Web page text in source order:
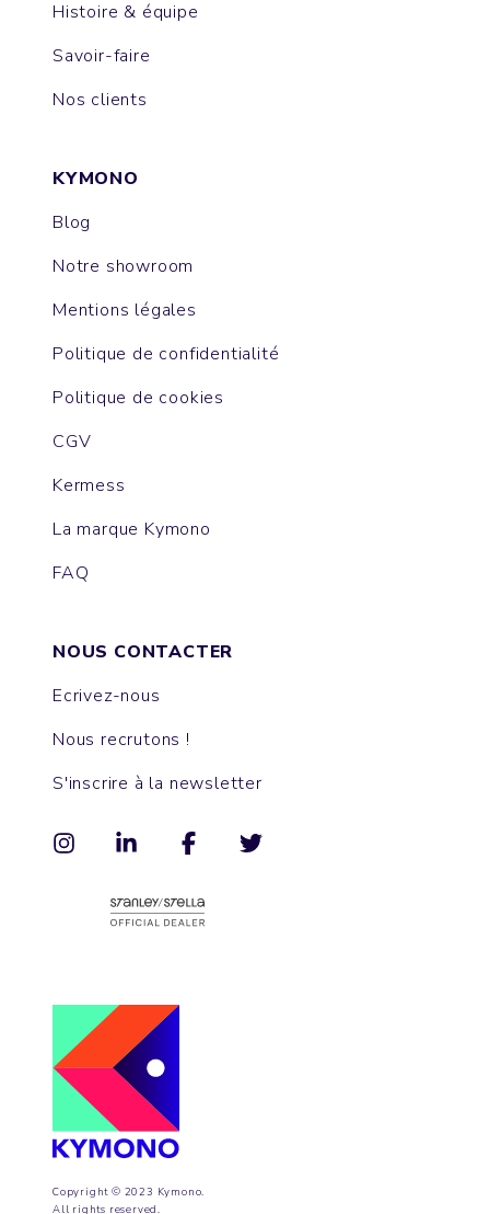
Copyright © 2023 Kymono.
All rights reserved.
Histoire & équipe
Savoir-faire
Nos clients
KYMONO
Blog
Notre showroom
Mentions légales
Politique de confidentialité
Politique de cookies
CGV
Kermess
La marque Kymono
FAQ
NOUS CONTACTER
Ecrivez-nous
Nous recrutons !
S'inscrire à la newsletter